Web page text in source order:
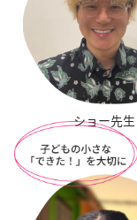
ショー先生